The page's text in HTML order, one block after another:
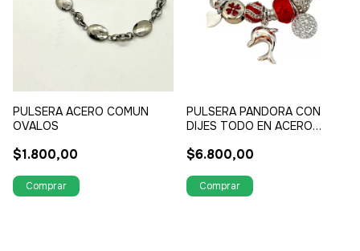
PULSERA ACERO COMUN
OVALOS
$1.800,00
PULSERA PANDORA CON
DIJES TODO EN ACERO
$6.800,00